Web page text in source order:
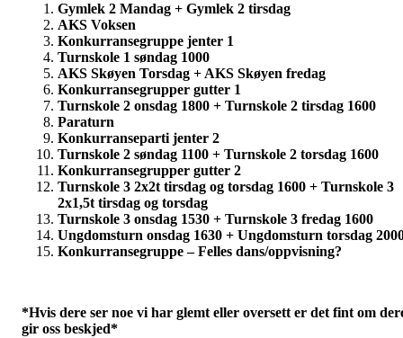
Gymlek 2 Mandag + Gymlek 2 tirsdag
AKS Voksen
Konkurransegruppe jenter 1
Turnskole 1 søndag 1000
AKS Skøyen Torsdag + AKS Skøyen fredag
Konkurransegrupper gutter 1
Turnskole 2 onsdag 1800 + Turnskole 2 tirsdag 1600
Paraturn
Konkurranseparti jenter 2
Turnskole 2 søndag 1100 + Turnskole 2 torsdag 1600
Konkurransegrupper gutter 2
Turnskole 3 2x2t tirsdag og torsdag 1600 + Turnskole 3
2x1,5t tirsdag og torsdag
Turnskole 3 onsdag 1530 + Turnskole 3 fredag 1600
Ungdomsturn onsdag 1630 + Ungdomsturn torsdag
Konkurransegruppe – Felles dans/oppvisning?
*Hvis dere ser noe vi har glemt eller oversett er det fint om
gir oss beskjed*